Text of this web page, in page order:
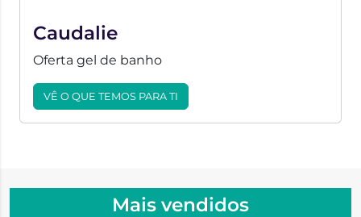
Caudalie
Oferta gel de banho
VÊ O QUE TEMOS PARA TI
Mais vendidos